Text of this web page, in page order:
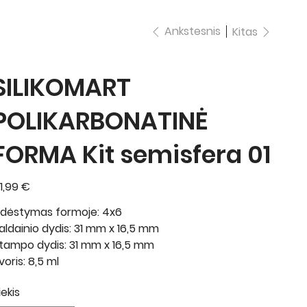
Ankstesnis Kitas
Kit semisfera 01
€
formoje: 4x6
dydis: 31 mm x 16,5 mm
dydis: 31 mm x 16,5 mm
8,5 ml